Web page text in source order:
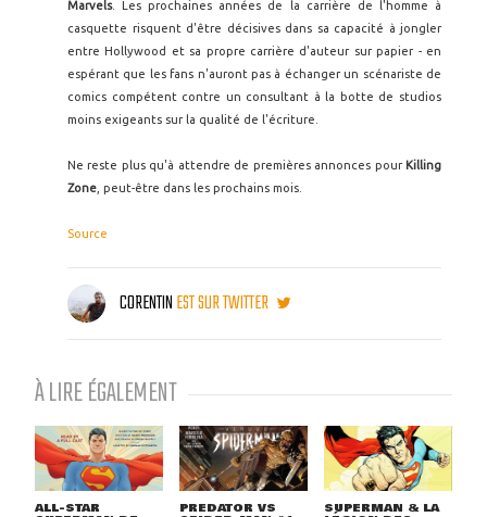
Marvels. Les prochaines années de la carrière de l'homme à
casquette risquent d'être décisives dans sa capacité à jongler
entre Hollywood et sa propre carrière d'auteur sur papier - en
espérant que les fans n'auront pas à échanger un scénariste de
comics compétent contre un consultant à la botte de studios
moins exigeants sur la qualité de l'écriture.
Ne reste plus qu'à attendre de premières annonces pour Killing
Zone , peut-être dans les prochains mois.
Source
CORENTINEST SUR TWITTER
À LIRE ÉGALEMENT
ALL-STAR PREDATOR VS SUPERMAN & LA